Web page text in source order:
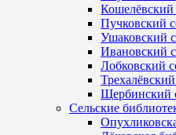
Кошелёвский
Пучковский
Ушаковский
Ивановский
Лобковский
Щербинский
Сельские